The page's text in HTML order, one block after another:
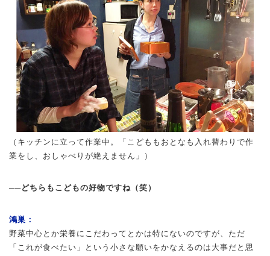
（キッチンに立って作業中。「こどももおとなも入れ替わりで作
業をし、おしゃべりが絶えません」）
──どちらもこどもの好物ですね（笑）
鴻巣：
野菜中心とか栄養にこだわってとかは特にないのですが、ただ
「これが食べたい」という小さな願いをかなえるのは大事だと思